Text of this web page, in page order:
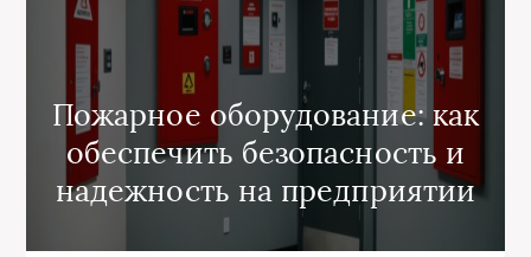
Пожарное оборудование: как
обеспечить безопасность и
надежность на предприятии